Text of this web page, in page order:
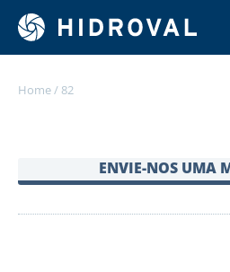
Home/ 82
ENVIE-NOS UMA